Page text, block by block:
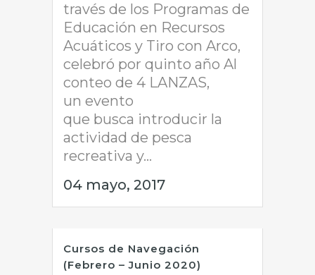
través de los Programas de
Educación en Recursos
Acuáticos y Tiro con Arco,
celebró por quinto año Al
conteo de 4 LANZAS,
un evento
que busca introducir la
actividad de pesca
recreativa y...
04 mayo, 2017
Cursos de Navegación
(Febrero – Junio 2020)